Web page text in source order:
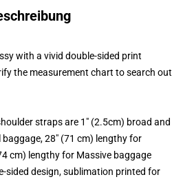
with a vivid double-sided print
the measurement chart to search out
straps are 1" (2.5cm) broad and
28" (71 cm) lengthy for
cm) lengthy for Massive baggage
sided design, sublimation printed for